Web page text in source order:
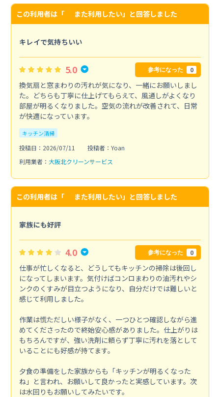
この利用者は「 また利用したい」と回答しました
キレイで気持ちいい
5.0 参考になった 0
換気扇と窓まわりの汚れが気になり、一緒にお願いしまし
た。どちらも丁寧に仕上げてもらえて、風通しがよくなり
部屋が明るくなりました。空気の流れが改善されて、日常
が快適になっています。
キッチン清掃
投稿日：2026/07/11
投稿者：Yoan
利用業者： 大阪北クリーンサービス
この利用者は「 また利用したい」と回答しました
家族にも好評
4.0 参考になった 0
仕事が忙しくなると、どうしてもキッチンの掃除は後回し
になってしまいます。気付けばコンロまわりの油汚れやシ
ンクのくすみが目立つようになり、自分だけでは難しいと
感じて利用しました。
作業は慌ただしい様子がなく、一つひとつ確認しながら進
めてくださったので終始安心感がありました。仕上がりは
もちろんですが、強い洗剤に頼らず丁寧に汚れを落として
いることにも好感が持てます。
夕食の準備をした家族からも「キッチンが明るくなった
ね」と言われ、お願いして良かったと実感しています。次
は水回りもお願いしてみたいです。